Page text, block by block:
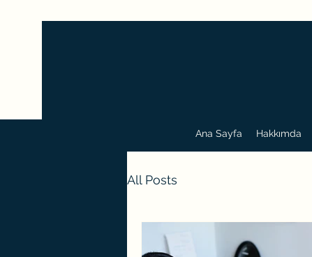
Ana Sayfa Hakkımda
All Posts